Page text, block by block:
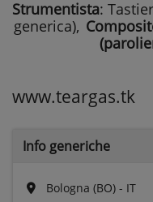
Strumentista:
generica),
www.teargas.tk
Info generiche
Bologna (BO) - IT